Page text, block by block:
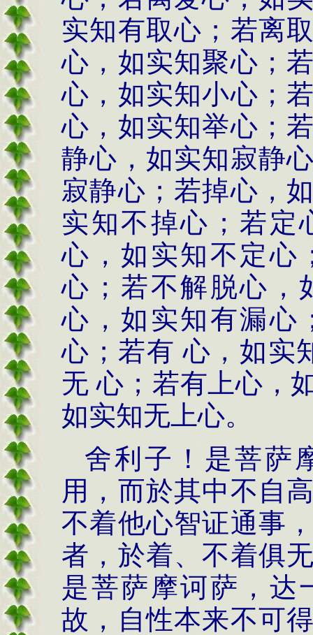
实知有取心；若离
心，如实知聚心；
心，如实知小心；
心，如实知举心；
静心，如实知寂静
寂静心；若掉心，
实知不掉心；若定
心，如实知不定心
心；若不解脱心，
心，如实知有漏心
心；若有 心，如实
无 心；若有上心，
如实知无上心。
舍利子！是菩萨
用，而於其中不自
不着他心智证通事
者，於着、不着俱
是菩萨摩诃萨，达
故，自性本来不可